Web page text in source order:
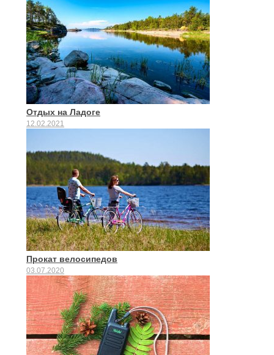
Отдых на Ладоге
12.02.2021
Прокат велосипедов
03.07.2020